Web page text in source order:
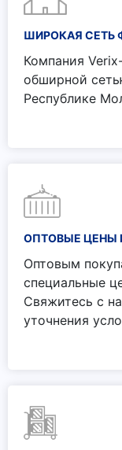
ШИРОКАЯ СЕТЬ
Компания
обширной
Республике
ОПТОВЫЕ ЦЕНЫ
Оптовым
специальные
Свяжитесь с
уточнения